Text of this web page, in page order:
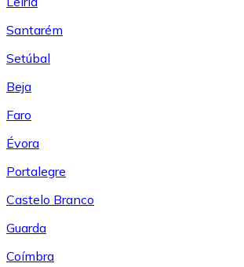
Santarém
Setúbal
Beja
Faro
Évora
Portalegre
Castelo Branco
Guarda
Coímbra